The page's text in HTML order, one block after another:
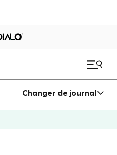
Changer de journal